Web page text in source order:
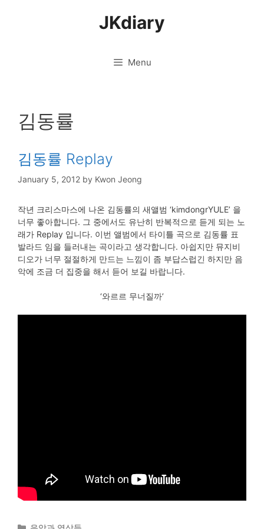
JKdiary
Menu
김동률
김동률 Replay
January 5, 2012 by Kwon Jeong
작년 크리스마스에 나온 김동률의 새앨범 ‘kimdongrYULE’ 을
너무 좋아합니다. 그 중에서도 유난히 반복적으로 듣게 되는 노
래가 Replay 입니다. 이번 앨범에서 타이틀 곡으로 김동률 표
발라드 임을 들러내는 곡이라고 생각합니다. 아쉽지만 뮤지비
디오가 너무 절절하게 만드는 느낌이 좀 부답스럽긴 하지만 음
악에 조금 더 집중을 해서 듣어 보길 바랍니다.
‘와르르 무너질까’
Categories